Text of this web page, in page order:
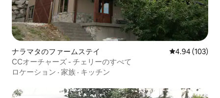
ナラマタのファームステイ レビュー103
4.94 (103)
CCオーチャーズ - チェリーのすべて
ロケーション · 家族 · キッチン